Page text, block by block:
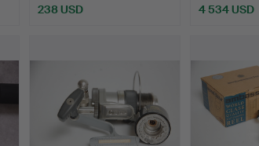
238 USD
4 534 USD